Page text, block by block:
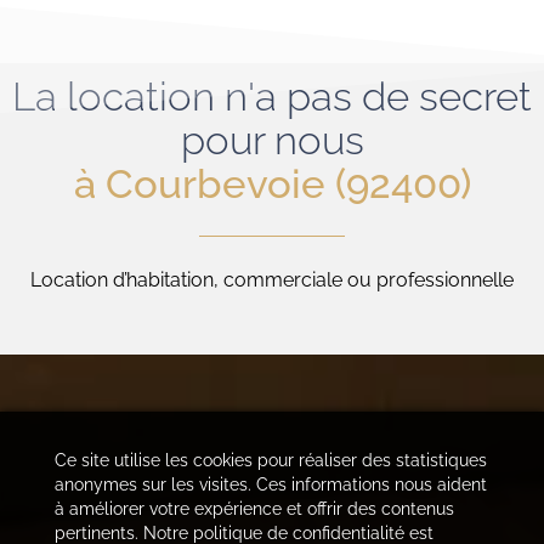
La location n'a pas de secret
pour nous
à Courbevoie (92400)
Location d’habitation, commerciale ou professionnelle
Ce site utilise les cookies pour réaliser des statistiques
anonymes sur les visites. Ces informations nous aident
à améliorer votre expérience et offrir des contenus
pertinents. Notre politique de confidentialité est